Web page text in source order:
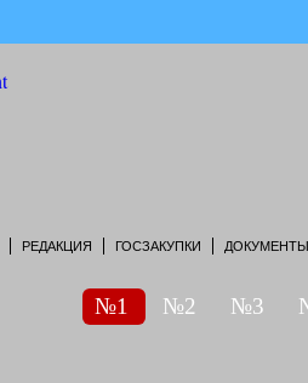
РЕДАКЦИЯ ГОСЗАКУПКИ
ДОКУМЕНТЫ
№1 №2 №3